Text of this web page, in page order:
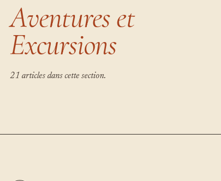
Aventures et
Excursions
21 articles dans cette section.